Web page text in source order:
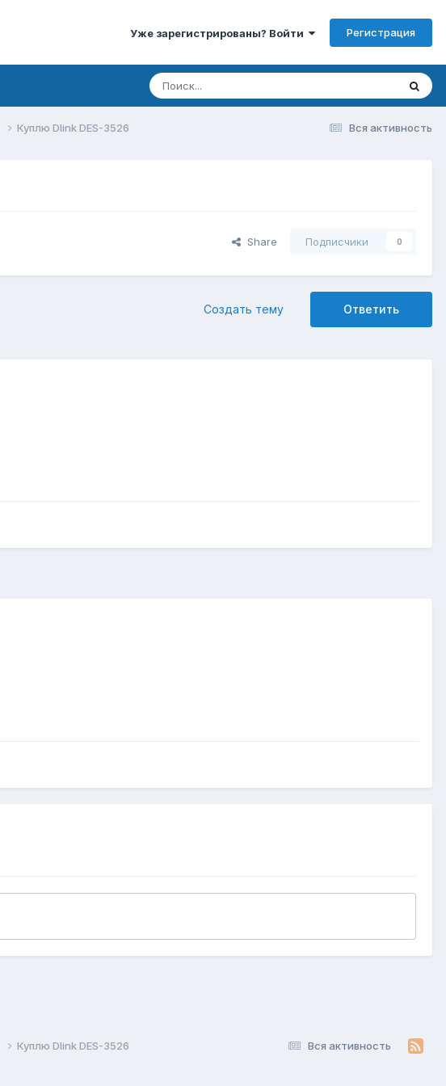
Уже зарегистрированы? Войти Регистрация
Вся активность
Куплю Dlink DES-3526
Share Подписчики 0
Ответить
Создать тему
Вся активность
Куплю Dlink DES-3526